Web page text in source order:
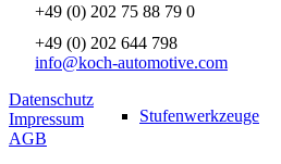
Stufenwerkzeuge
+49 (0) 202 75 88 79 0
+49 (0) 202 644 798
info@koch-automotive.com
Datenschutz
Impressum
AGB